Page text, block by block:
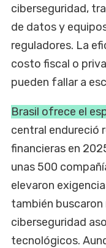
ciberseguridad,
de datos y
reguladores. La
costo fiscal o
pueden fallar a
Brasil ofrece el
central endureció
financieras en
unas 500
elevaron
también
ciberseguridad
tecnológicos.